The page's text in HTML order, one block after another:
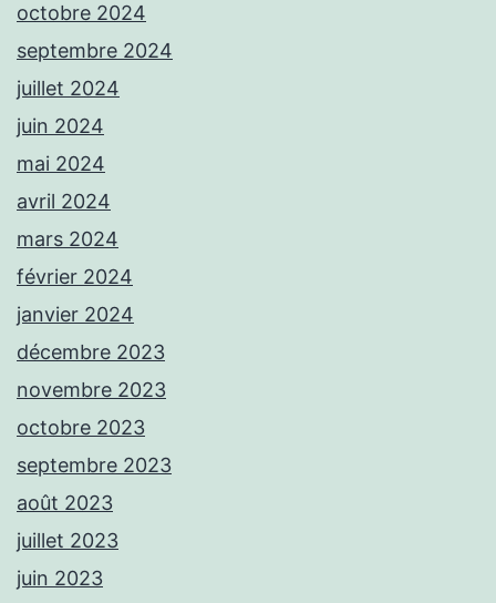
octobre 2024
septembre 2024
juillet 2024
juin 2024
mai 2024
avril 2024
mars 2024
février 2024
janvier 2024
décembre 2023
novembre 2023
octobre 2023
septembre 2023
août 2023
juillet 2023
juin 2023